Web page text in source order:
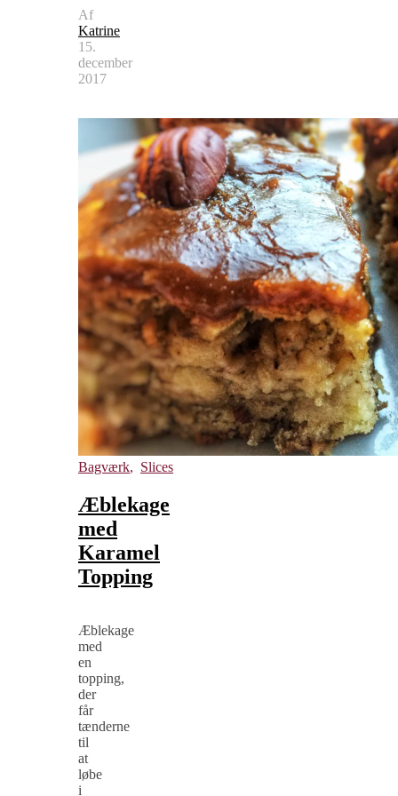
Af
Katrine
15.
december
2017
Bagværk, Slices
Æblekage
med
Karamel
Topping
Æblekage
med
en
topping,
der
får
tænderne
til
at
løbe
i